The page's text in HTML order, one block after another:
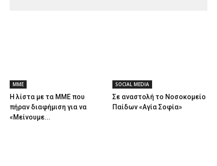
ΜΜΕ
Η λίστα με τα ΜΜΕ που
πήραν διαφήμιση για να
«Μείνουμε...
SOCIAL MEDIA
Σε αναστολή το Νοσοκομείο
Παίδων «Αγία Σοφία»